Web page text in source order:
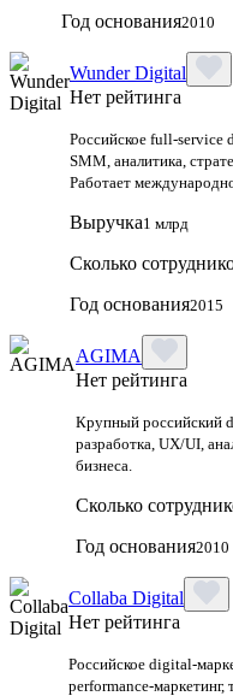
Год основания2010
Wunder Digital
Нет рейтинга
Российское full-service
SMM, аналитика,
Работает
Выручка1 млрд
Сколько
Год основания2015
AGIMA
Нет рейтинга
Крупный российский
разработка, UX/UI,
бизнеса.
Сколько
Год основания2010
Collaba Digital
Нет рейтинга
Российское digital-
performance-маркетинг,